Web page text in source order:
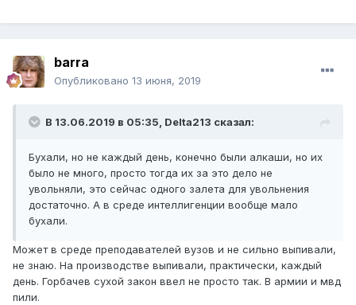
barra
Опубликовано 13 июня, 2019
В 13.06.2019 в 05:35, Delta213 сказал:
Бухали, но не каждый день, конечно были алкаши, но их
было не много, просто тогда их за это дело не
увольняли, это сейчас одного залета для увольнения
достаточно. А в среде интеллигенции вообще мало
бухали.
Может в среде преподавателей вузов и не сильно выпивали,
не знаю. На производстве выпивали, практически, каждый
день. Горбачев сухой закон ввел не просто так. В армии и мвд
пили.